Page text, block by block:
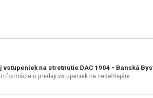
vstupeniek na stretnutie DAC 1904 - Banská
o predaji vstupeniek na nedeľňajšie...